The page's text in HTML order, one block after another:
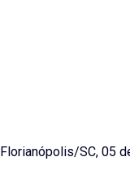
Florianópolis/SC, 05